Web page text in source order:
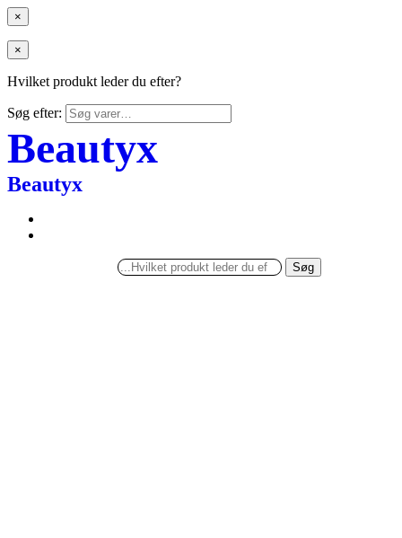
×
×
Hvilket produkt leder du efter?
Søg efter:
Beautyx
Beautyx
Søg